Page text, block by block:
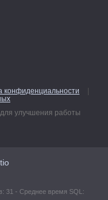
конфиденциальности
|
улучшения работы
31 - Среднее время SQL: